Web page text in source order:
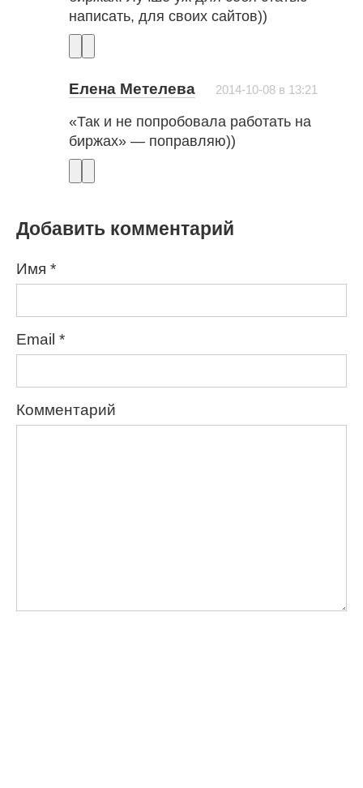
написать, для своих сайтов))
Елена Метелева 2014-10-08 в 13:21
«Так и не попробовала работать на
биржах» — поправляю))
Добавить комментарий
Имя *
Email *
Комментарий